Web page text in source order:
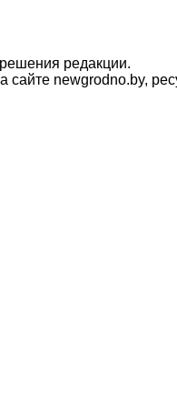
редакции.
newgrodno.by,